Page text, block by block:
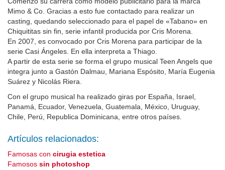
Mimo & Co. Gracias a esto fue contactado para realizar un
casting, quedando seleccionado para el papel de «Tabano» en
Chiquititas sin fin, serie infantil producida por Cris Morena.
En 2007, es convocado por Cris Morena para participar de la
serie Casi Ángeles. En ella interpreta a Thiago.
A partir de esta serie se forma el grupo musical Teen Angels que
integra junto a Gastón Dalmau, Mariana Espósito, María Eugenia
Suárez y Nicolás Riera.
Con el grupo musical ha realizado giras por España, Israel,
Panamá, Ecuador, Venezuela, Guatemala, México, Uruguay,
Chile, Perú, Republica Dominicana, entre otros países.
Artículos relacionados:
Famosas con cirugia estetica
Famosos sin photoshop